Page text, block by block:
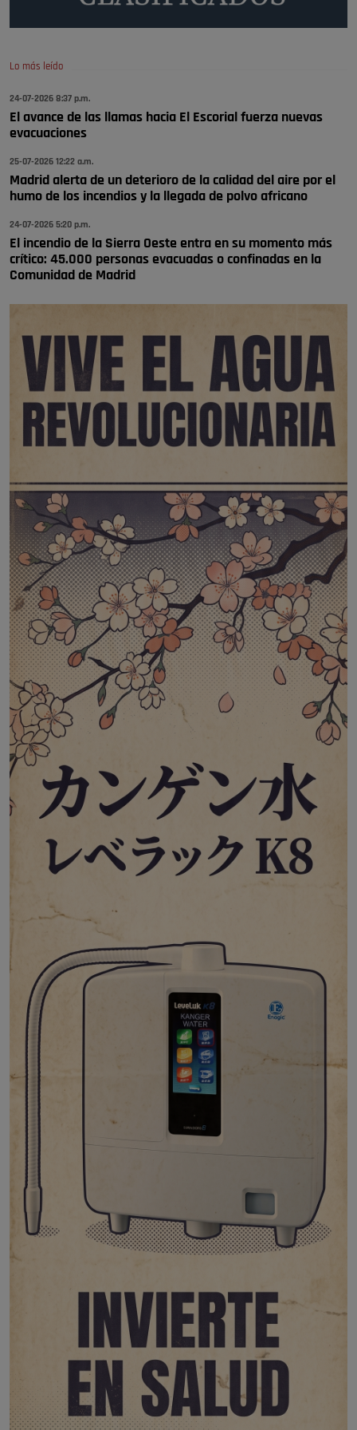
A ver si llega alguno que de verdad le importe la seguridad de Pozuelo
Pozuelo de Alarcón
Pozuelo de Alarcón
🔴 EXCLUSIVA | El comisario de la …
Lo más leído
24-07-2026 8:37 p.m.
El avance de las llamas hacia El Escorial fuerza nuevas
evacuaciones
25-07-2026 12:22 a.m.
Madrid alerta de un deterioro de la calidad del aire por el
humo de los incendios y la llegada de polvo africano
24-07-2026 5:20 p.m.
El incendio de la Sierra Oeste entra en su momento más
crítico: 45.000 personas evacuadas o confinadas en la
Comunidad de Madrid